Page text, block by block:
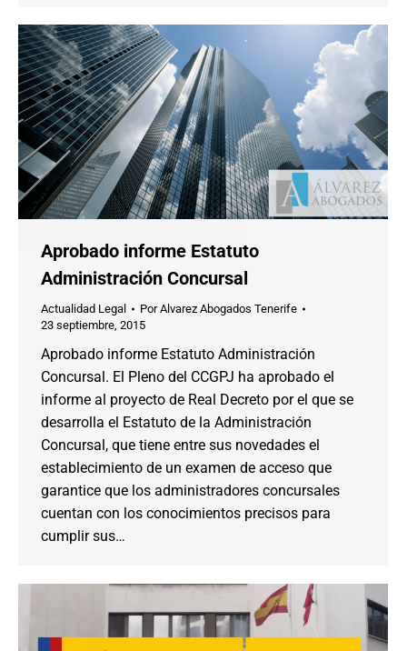
Aprobado informe Estatuto
Administración Concursal
Actualidad Legal PorAlvarez Abogados Tenerife
23 septiembre, 2015
Aprobado informe Estatuto Administración
Concursal. El Pleno del CCGPJ ha aprobado el
informe al proyecto de Real Decreto por el que se
desarrolla el Estatuto de la Administración
Concursal, que tiene entre sus novedades el
establecimiento de un examen de acceso que
garantice que los administradores concursales
cuentan con los conocimientos precisos para
cumplir sus…